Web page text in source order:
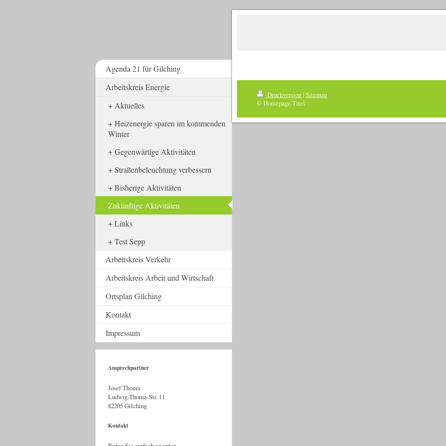
Druckversion| Sitemap
© Homepage-Titel
Agenda 21 für Gilching
Arbeitskreis Energie
Aktuelles
Heizenergie sparen im kommenden
Winter
Gegenwärtige Aktivitäten
Straßenbeleuchtung verbessern
Bisherige Aktivitäten
Zukünftige Aktivitäten
Links
Test Sepp
Arbeitskreis Verkehr
Arbeitskreis Arbeit und Wirtschaft
Ortsplan Gilching
Kontakt
Impressum
Ansprechpartner
Josef Thoma
Ludwig-Thoma-Str. 11
82205 Gilching
Kontakt